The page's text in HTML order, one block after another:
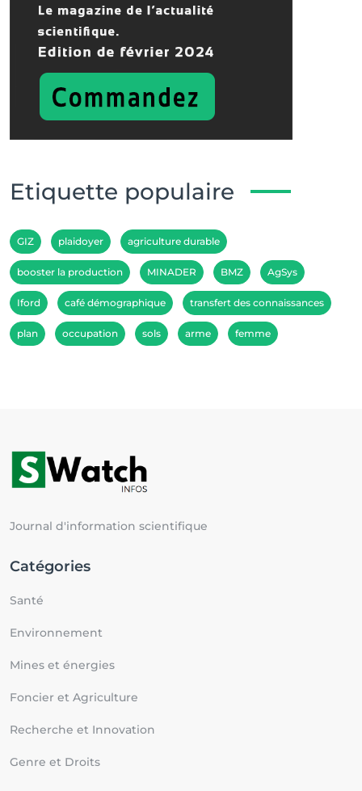
Etiquette populaire
GIZ plaidoyer agriculture durable
booster la production MINADER BMZ AgSys
Iford café démographique transfert des connaissances
plan occupation sols arme femme
Journal d'information scientifique
Catégories
Santé
Environnement
Mines et énergies
Foncier et Agriculture
Recherche et Innovation
Genre et Droits